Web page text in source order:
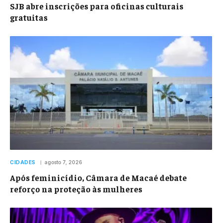
SJB abre inscrições para oficinas culturais
gratuitas
CIDADES agosto 7, 2026
Após feminicídio, Câmara de Macaé debate
reforço na proteção às mulheres